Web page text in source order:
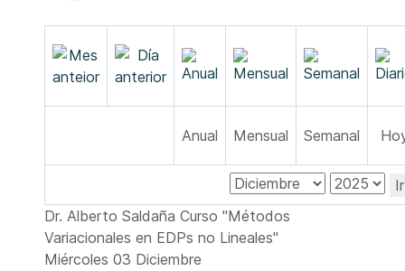
Anual Mensual Semanal
Dr. Alberto Saldaña Curso "Métodos
Variacionales en EDPs no Lineales"
Miércoles 03 Diciembre